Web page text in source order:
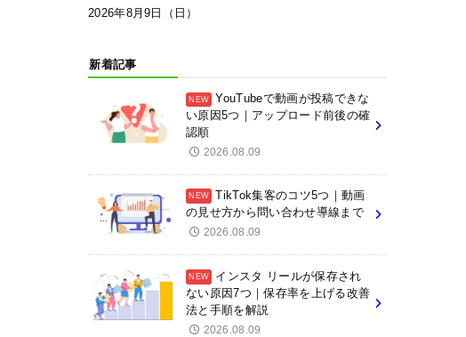
2026年8月9日（日）
新着記事
YouTubeで動画が投稿できな
い原因5つ｜アップロード前後の確
認順
2026.08.09
TikTok集客のコツ5つ｜動画
の見せ方から問い合わせ導線まで
2026.08.09
インスタ リールが保存され
ない原因7つ｜保存率を上げる改善
法と手順を解説
2026.08.09